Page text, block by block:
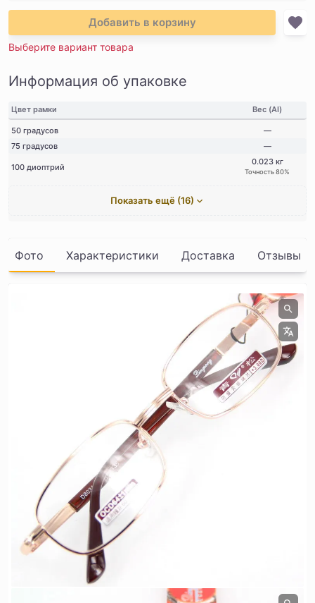
Добавить в корзину
Выберите вариант товара
Информация об упаковке
Цвет рамки Вес (AI)
50 градусов
—
75 градусов
—
100 диоптрий
0.023 кг
Точность 80%
Показать ещё (16)
Фото Характеристики Доставка Отзывы